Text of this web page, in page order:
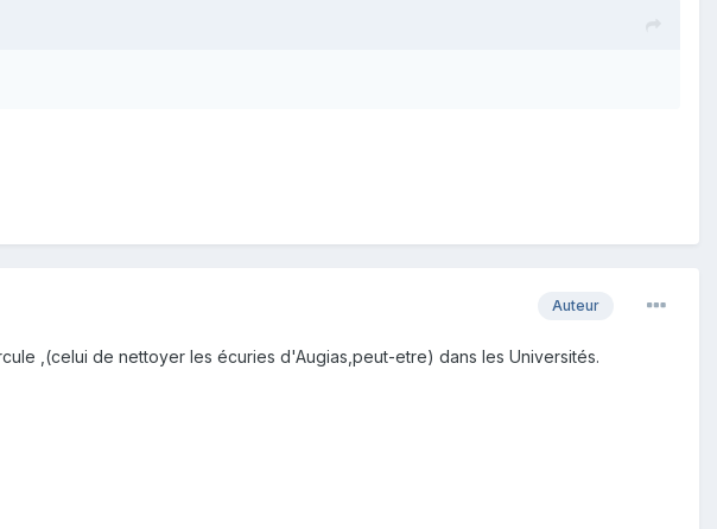
Auteur
,(celui de nettoyer les écuries d'Augias,peut-etre) dans les Universités.